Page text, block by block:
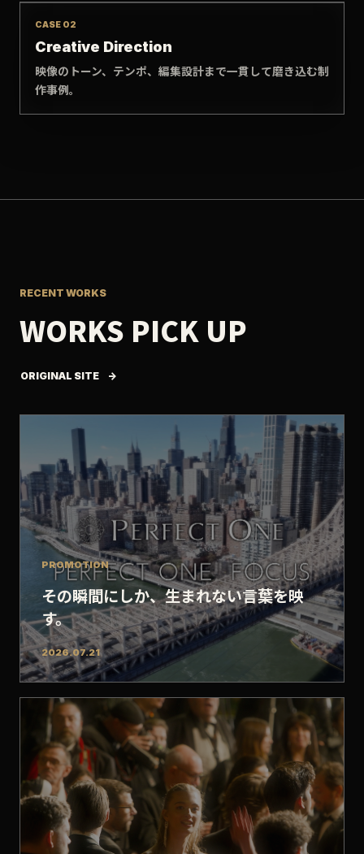
CASE 02
Creative Direction
映像のトーン、テンポ、編集設計まで一貫して磨き込む制
作事例。
RECENT WORKS
WORKS PICK UP
ORIGINAL SITE
PROMOTION
その瞬間にしか、生まれない言葉を映
す。
2026.07.21